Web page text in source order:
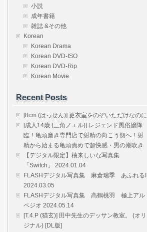
小説
成年書籍
雑誌 &その他
Korean
Korean Drama
Korean DVD-ISO
Korean DVD-Rip
Korean Movie
Recent Posts
[8cm (はっせん)] 更衣室をのぞいただけなのに
[成人14歳 (三角ノエル)] レジェンド風俗嬢降
臨！亀頭磨き専門店で射精の向こう側へ！射
精から始まる亀頭責めで超快感・男の潮吹き
【デジタル限定】柚来しいな写真集
「Switch」 2024.01.04
FLASHデジタル写真集 麻倉瑞季 あふれるI
2024.03.05
FLASHデジタル写真集 高鶴桃羽 極上アル
ペジオ 2024.05.14
[T.4.P (猫玄)] 田中先生のデッサン教室。 (オリ
ジナル) [DL版]